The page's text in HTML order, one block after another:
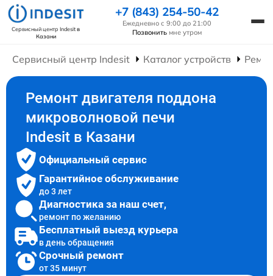
Сервисный центр Indesitв
Казани
+7 (843) 254-50-42
Ежедневно с 9:00 до 21:00
Позвонить мне утром
Сервисный центр Indesit Каталог устройств
Ремонт двигателя поддона
микроволновой печи
Indesit в Казани
Официальный сервис
Гарантийное обслуживание
до 3 лет
Диагностика за наш счет,
ремонт по желанию
Бесплатный выезд курьера
в день обращения
Срочный ремонт
от 35 минут